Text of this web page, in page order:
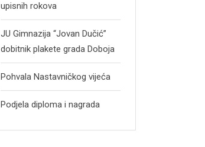
upisnih rokova
JU Gimnazija “Jovan Dučić”
dobitnik plakete grada Doboja
Pohvala Nastavničkog vijeća
Podjela diploma i nagrada